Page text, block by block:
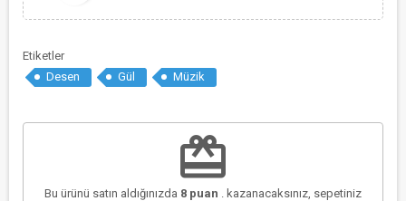
Etiketler
Desen
Gül Müzik
redeem
Bu ürünü satın aldığınızda 8 puan . kazanacaksınız, sepetiniz